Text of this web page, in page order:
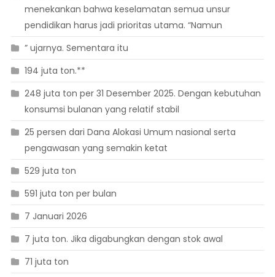
menekankan bahwa keselamatan semua unsur
pendidikan harus jadi prioritas utama. “Namun
” ujarnya. Sementara itu
194 juta ton.**
248 juta ton per 31 Desember 2025. Dengan kebutuhan
konsumsi bulanan yang relatif stabil
25 persen dari Dana Alokasi Umum nasional serta
pengawasan yang semakin ketat
529 juta ton
591 juta ton per bulan
7 Januari 2026
7 juta ton. Jika digabungkan dengan stok awal
71 juta ton